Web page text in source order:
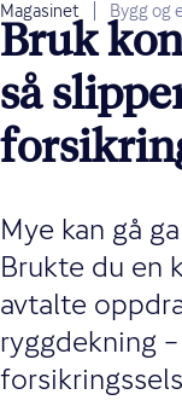
Magasinet Bygg og
Bruk
så
Mye kan gå
Brukte du en
avtalte
ryggdekning